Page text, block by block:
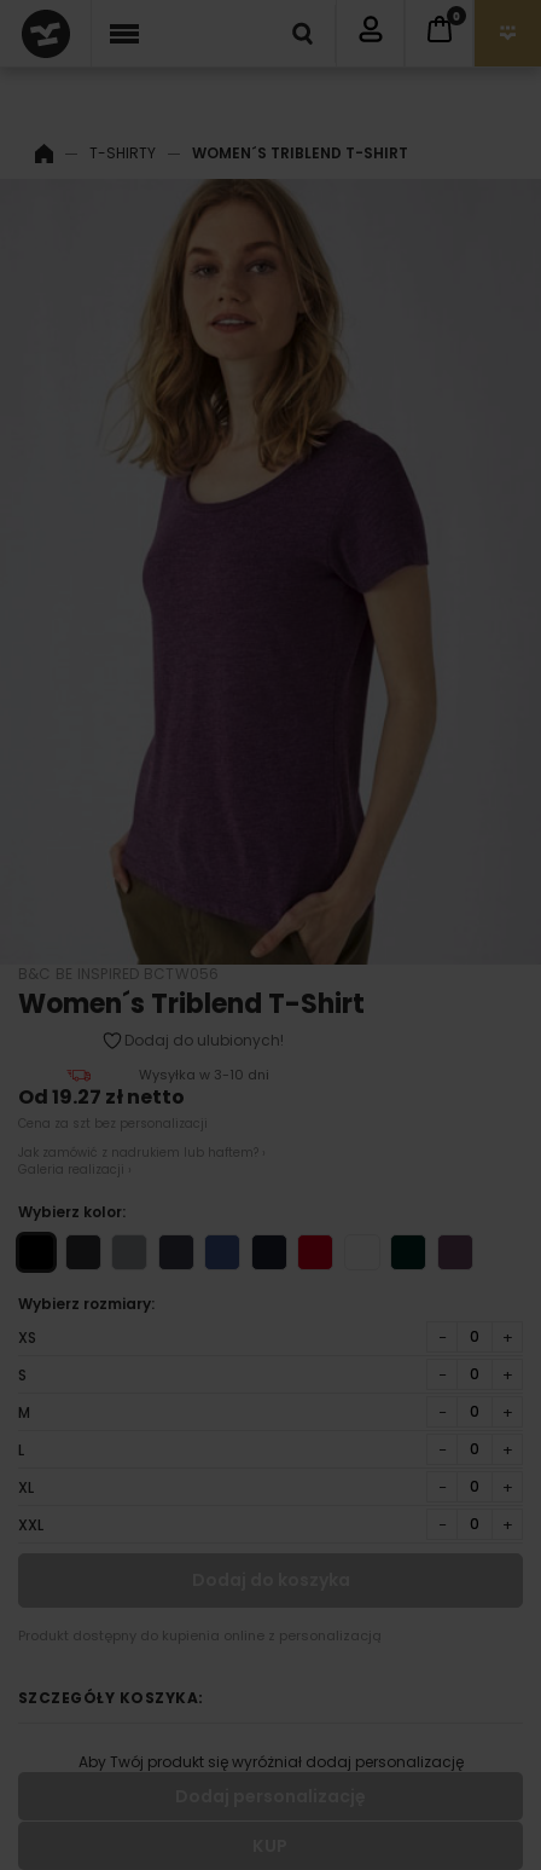
0
T-SHIRTY WOMEN´S TRIBLEND T-SHIRT
B&C BE INSPIRED BCTW056
Women´s Triblend T-Shirt
Dodaj do ulubionych!
Wysyłka w 3-10 dni
Od 19.27 zł netto
Cena za szt bez personalizacji
Jak zamówić z nadrukiem lub haftem? ›
Galeria realizacji ›
Wybierz kolor:
Wybierz rozmiary:
XS
− +
S − +
M − +
L − +
XL − +
XXL − +
Produkt dostępny do kupienia online z personalizacją
SZCZEGÓŁY KOSZYKA:
Aby Twój produkt się wyróżniał dodaj personalizację